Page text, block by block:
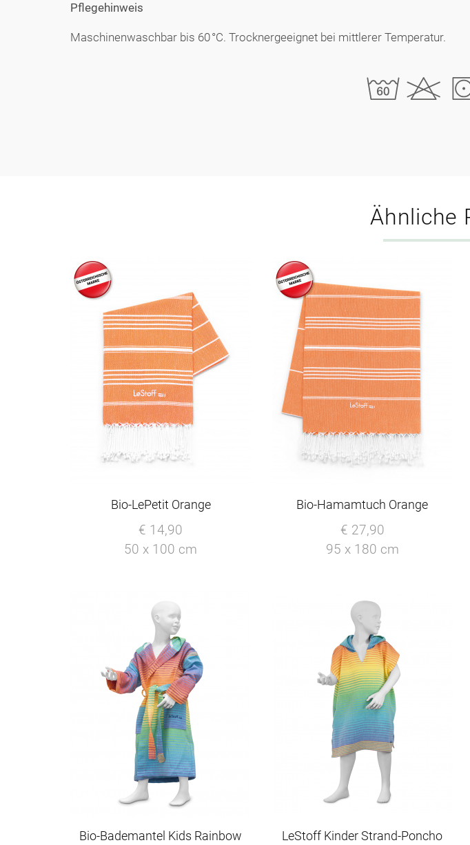
Pflegehinweis
Maschinenwaschbar bis 60 °C. Trocknergeeignet bei mittlerer Temperatur.
Ähnliche
Bio-LePetit Orange
€ 14,90
50 x 100 cm
Bio-Hamamtuch Orange
€ 27,90
95 x 180 cm
Bio-Bademantel Kids Rainbow
LeStoff Kinder Strand-Poncho